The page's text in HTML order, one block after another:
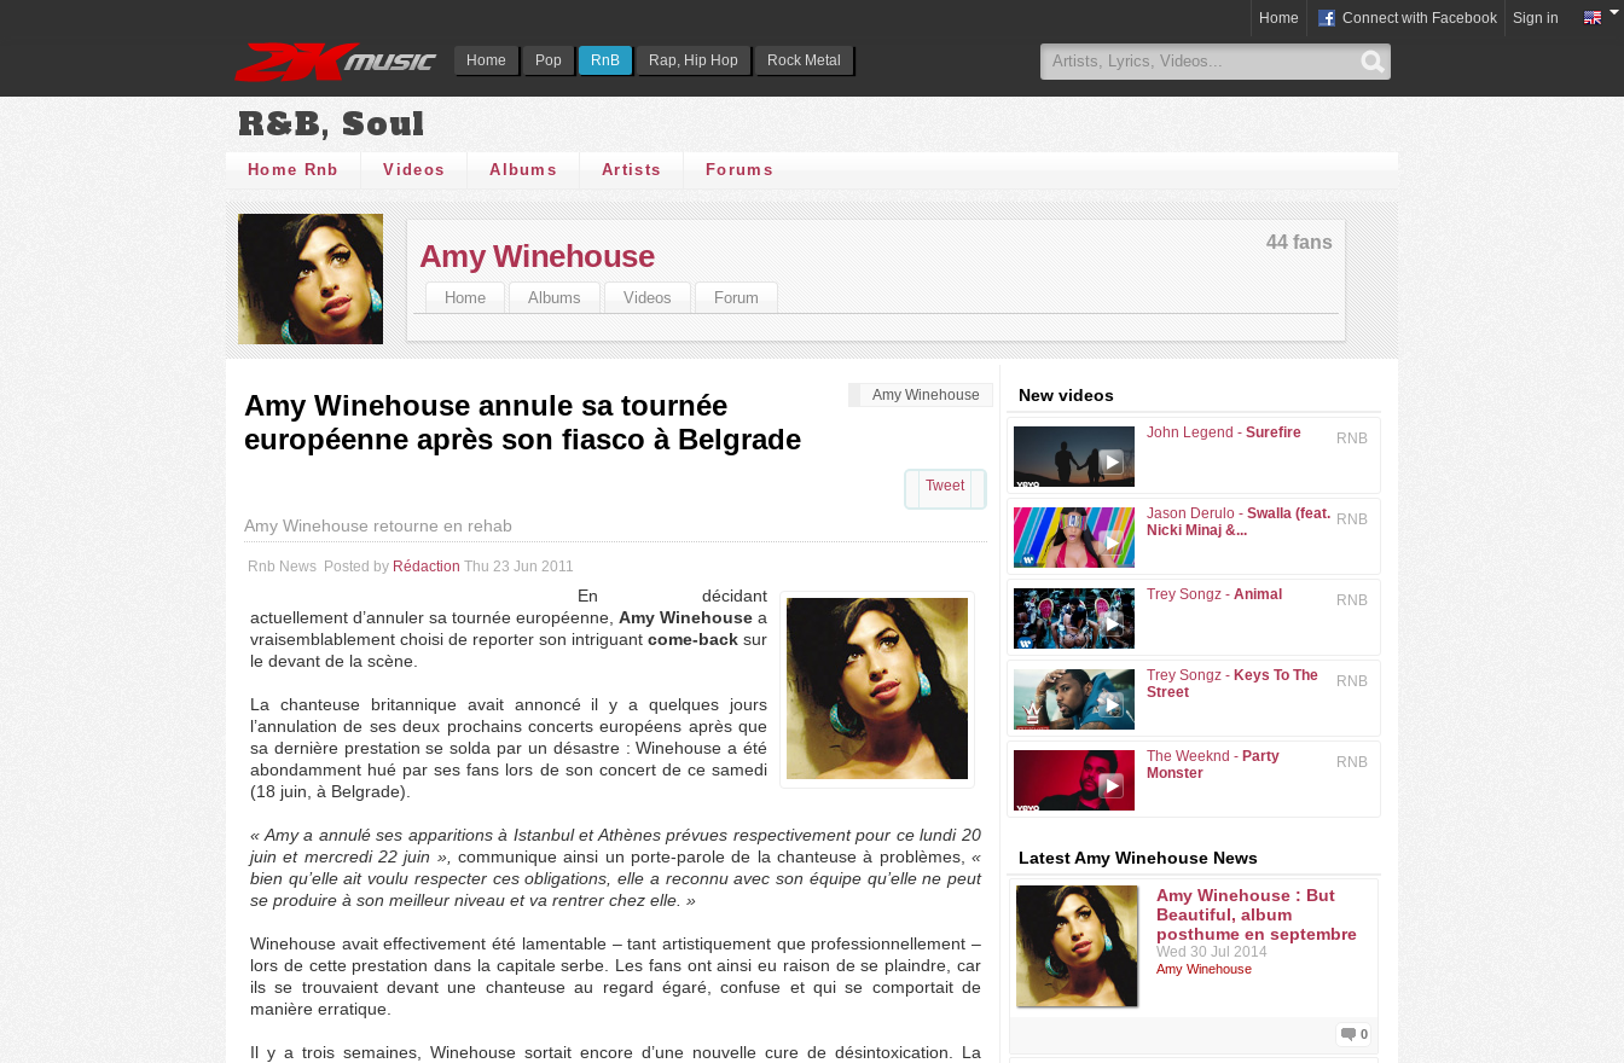
Home Pop RnB Rap, Hip Hop Rock Metal
Home Connect with Facebook Sign in
R&B, Soul
Home Rnb Videos Albums Artists Forums
44 fans
Amy Winehouse
Home Albums Videos Forum
Amy Winehouse
Amy Winehouse annule sa tournée
européenne après son fiasco à Belgrade
Tweet
Amy Winehouse retourne en rehab
Rnb News Posted by Rédaction Thu 23 Jun 2011
En décidant
actuellement d’annuler sa tournée européenne, Amy Winehouse a
vraisemblablement choisi de reporter son intriguant come-back sur
le devant de la scène.
La chanteuse britannique avait annoncé il y a quelques jours
l’annulation de ses deux prochains concerts européens après que
sa dernière prestation se solda par un désastre : Winehouse a été
abondamment hué par ses fans lors de son concert de ce samedi
(18 juin, à Belgrade).
« Amy a annulé ses apparitions à Istanbul et Athènes prévues respectivement pour ce lundi 20
juin et mercredi 22 juin », communique ainsi un porte-parole de la chanteuse à problèmes, «
bien qu’elle ait voulu respecter ces obligations, elle a reconnu avec son équipe qu’elle ne peut
se produire à son meilleur niveau et va rentrer chez elle. »
Winehouse avait effectivement été lamentable – tant artistiquement que professionnellement –
lors de cette prestation dans la capitale serbe. Les fans ont ainsi eu raison de se plaindre, car
ils se trouvaient devant une chanteuse au regard égaré, confuse et qui se comportait de
manière erratique.
Il y a trois semaines, Winehouse sortait encore d’une nouvelle cure de désintoxication. La
New videos
RNB
John Legend - Surefire
RNB
Jason Derulo - Swalla (feat.
Nicki Minaj &...
RNB
Trey Songz - Animal
RNB
Trey Songz - Keys To The
Street
RNB
The Weeknd - Party
Monster
Latest Amy Winehouse News
Amy Winehouse : But
Beautiful, album
posthume en septembre
Wed 30 Jul 2014
Amy Winehouse
0